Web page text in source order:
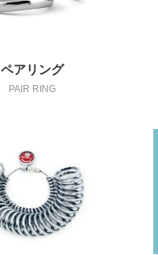
ペアリング
PAIR RING